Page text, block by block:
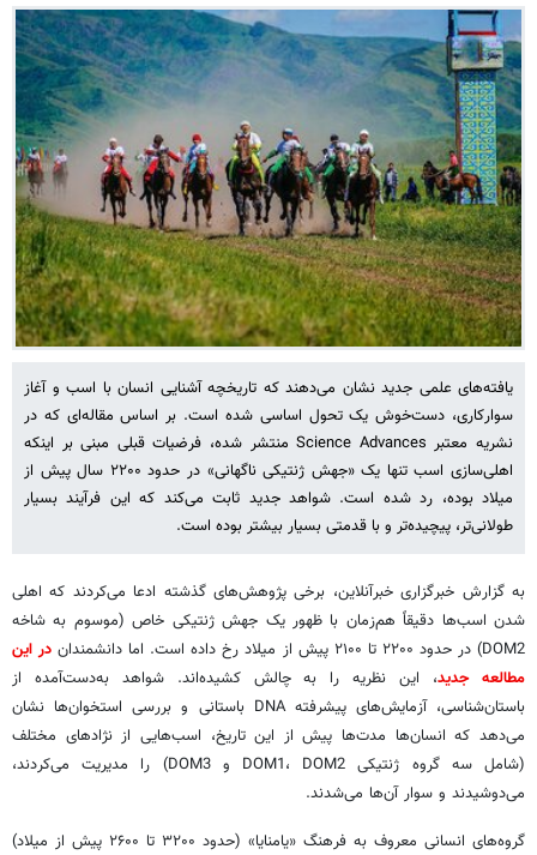
یافته‌های علمی جدید نشان می‌دهند که تاریخچه آشنایی انسان با اسب و آغاز
سوارکاری، دست‌خوش یک تحول اساسی شده است. بر اساس مقاله‌ای که در
نشریه معتبر Science Advances منتشر شده، فرضیات قبلی مبنی بر اینکه
اهلی‌سازی اسب تنها یک «جهش ژنتیکی ناگهانی» در حدود ۲۲۰۰ سال پیش از
میلاد بوده، رد شده است. شواهد جدید ثابت می‌کند که این فرآیند بسیار
طولانی‌تر، پیچیده‌تر و با قدمتی بسیار بیشتر بوده است.
به گزارش خبرگزاری خبرآنلاین، برخی پژوهش‌های گذشته ادعا می‌کردند که اهلی
شدن اسب‌ها دقیقاً هم‌زمان با ظهور یک جهش ژنتیکی خاص (موسوم به شاخه
DOM2) در حدود ۲۲۰۰ تا ۲۱۰۰ پیش از میلاد رخ داده است. اما دانشمندان
در این
مطالعه جدید، این نظریه را به چالش کشیده‌اند. شواهد به‌دست‌آمده از
باستان‌شناسی، آزمایش‌های پیشرفته DNA باستانی و بررسی استخوان‌ها نشان
می‌دهد که انسان‌ها مدت‌ها پیش از این تاریخ، اسب‌هایی از نژادهای مختلف
(شامل سه گروه ژنتیکی DOM1، DOM2 و DOM3) را مدیریت می‌کردند،
می‌دوشیدند و سوار آن‌ها می‌شدند.
گروه‌های انسانی معروف به فرهنگ «یامنایا» (حدود ۳۲۰۰ تا ۲۶۰۰ پیش از میلاد)